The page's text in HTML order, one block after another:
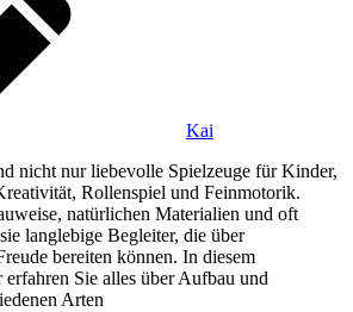
Kai
nicht nur liebevolle Spielzeuge für Kinder,
Rollenspiel und Feinmotorik.
natürlichen Materialien und oft
langlebige Begleiter, die über
bereiten können. In diesem
Sie alles über Aufbau und
Arten